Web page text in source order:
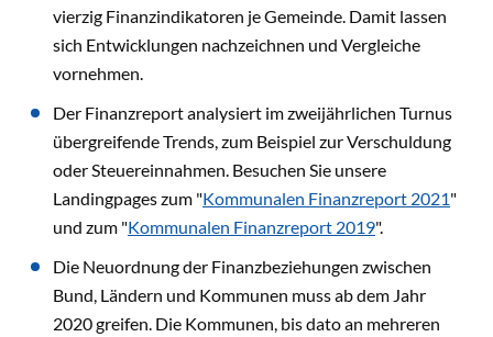
vierzig Finanzindikatoren je Gemeinde. Damit lassen
sich Entwicklungen nachzeichnen und Vergleiche
vornehmen.
Der Finanzreport analysiert im zweijährlichen Turnus
übergreifende Trends, zum Beispiel zur Verschuldung
oder Steuereinnahmen. Besuchen Sie unsere
Landingpages zum "Kommunalen Finanzreport 2021"
und zum "Kommunalen Finanzreport 2019".
Die Neuordnung der Finanzbeziehungen zwischen
Bund, Ländern und Kommunen muss ab dem Jahr
2020 greifen. Die Kommunen, bis dato an mehreren